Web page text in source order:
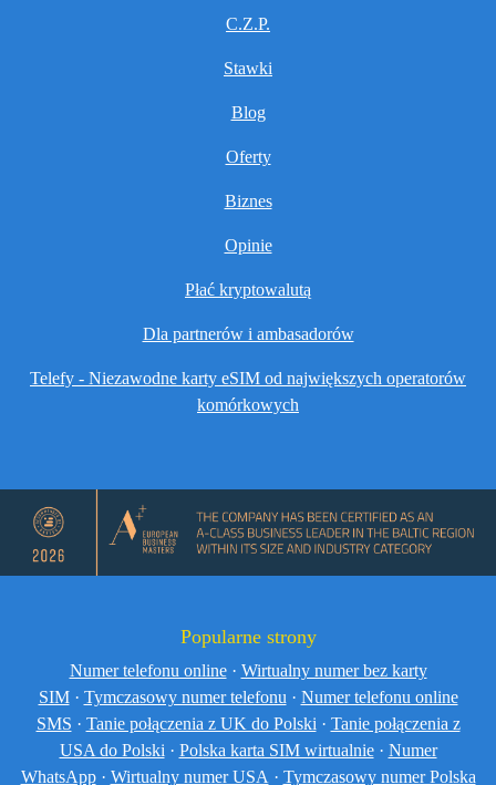
C.Z.P.
Stawki
Blog
Oferty
Biznes
Opinie
Płać kryptowalutą
Dla partnerów i ambasadorów
Telefy - Niezawodne karty eSIM od największych operatorów
komórkowych
Popularne strony
Numer telefonu online · Wirtualny numer bez karty
SIM · Tymczasowy numer telefonu · Numer telefonu online
SMS · Tanie połączenia z UK do Polski · Tanie połączenia z
USA do Polski · Polska karta SIM wirtualnie · Numer
WhatsApp · Wirtualny numer USA · Tymczasowy numer Polska